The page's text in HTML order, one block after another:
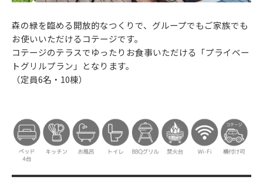
森の緑を臨める開放的なつくりで、グループでもご家族でも
お使いいただけるコテージです。
コテージのテラスでゆったりお食事いただける「プライベー
トグリルプラン」となります。
（定員6名・10棟）